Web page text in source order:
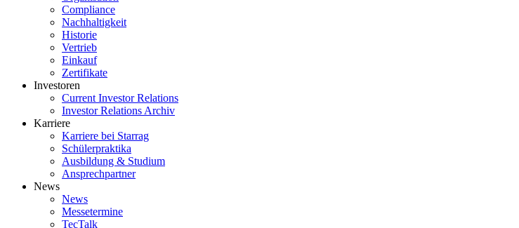
Compliance
Nachhaltigkeit
Historie
Vertrieb
Einkauf
Zertifikate
Investoren
Current Investor Relations
Investor Relations Archiv
Karriere
Karriere bei Starrag
Schülerpraktika
Ausbildung & Studium
Ansprechpartner
News
News
Messetermine
TecTalk